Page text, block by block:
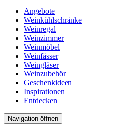
Angebote
Weinkühlschränke
Weinregal
Weinzimmer
Weinmöbel
Weinfässer
Weingläser
Weinzubehör
Geschenkideen
Inspirationen
Entdecken
Navigation öffnen